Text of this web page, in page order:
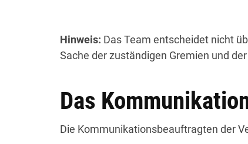
Hinweis: Das Team entscheidet nicht
Sache der zuständigen Gremien und
Das
Die Kommunikationsbeauftragten der